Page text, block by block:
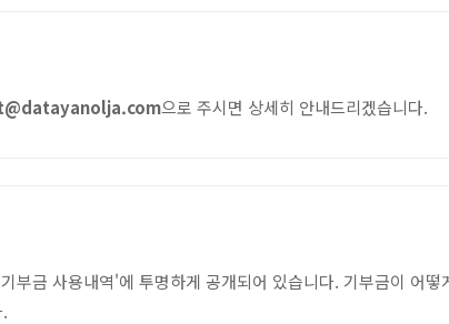
으로 주시면 상세히 안내드리겠습니다.
부금 사용내역'에 투명하게 공개되어 있습니다. 기부금이 어떻